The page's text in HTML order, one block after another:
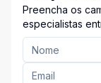
Preencha os
especialistas